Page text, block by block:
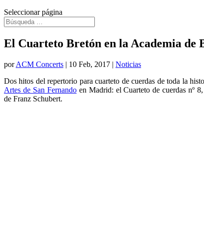
Seleccionar página
El Cuarteto Bretón en la Academia de
porACM Concerts | 10 Feb, 2017 | Noticias
Dos hitos del repertorio para cuarteto de cuerdas de toda la
Artes de San Fernandoen Madrid: el Cuarteto de cuerdas nº
de Franz Schubert.